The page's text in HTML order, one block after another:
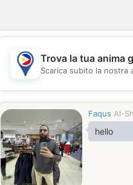
💖
Trova la tua anima
Scarica subito la nostra
Faqus Al-
hello